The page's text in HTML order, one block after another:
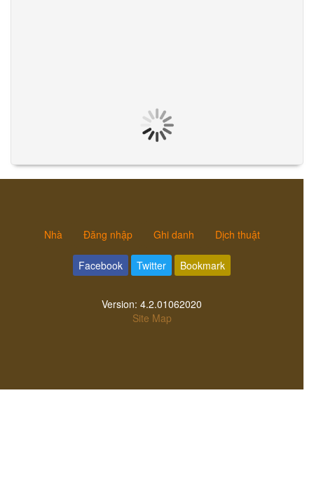
Nhà Đăng nhập Ghi danh Dịch thuật
Facebook Twitter Bookmark
Version: 4.2.01062020
Site Map